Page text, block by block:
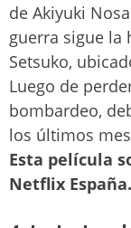
de Akiyuki
guerra sigue la
Setsuko,
Luego de
bombardeo,
los últimos
Esta película
Netflix España.